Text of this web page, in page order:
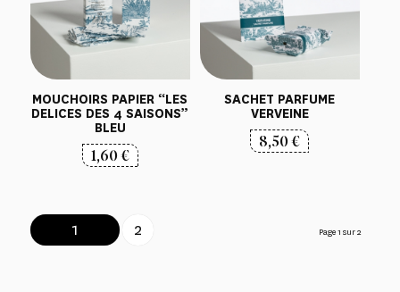
MOUCHOIRS PAPIER “LES
DELICES DES 4 SAISONS”
BLEU
1,60€
SACHET PARFUME
VERVEINE
8,50€
Page 1 sur 2
1 2